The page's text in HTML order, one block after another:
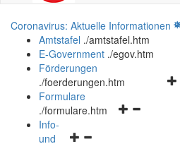
Coronavirus: Aktuelle Informationen
Amtstafel ./amtstafel.htm
E-Government ./egov.htm
Förderungen
./foerderungen.htm
Formulare
./formulare.htm
Navigationsmenü
Info-
und